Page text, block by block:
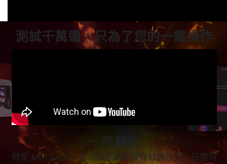
測試千萬遍，只為了您的一鍵操作
一體整合
微星 MSI Center 可以讓您輕鬆操作軟體設定，只需簡